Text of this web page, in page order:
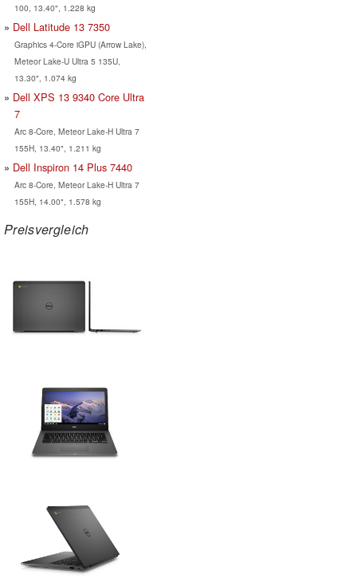
100, 13.40", 1.228 kg
Dell Latitude 13 7350
Graphics 4-Core iGPU (Arrow Lake),
Meteor Lake-U Ultra 5 135U,
13.30", 1.074 kg
Dell XPS 13 9340 Core Ultra
7
Arc 8-Core, Meteor Lake-H Ultra 7
155H, 13.40", 1.211 kg
Dell Inspiron 14 Plus 7440
Arc 8-Core, Meteor Lake-H Ultra 7
155H, 14.00", 1.578 kg
Preisvergleich